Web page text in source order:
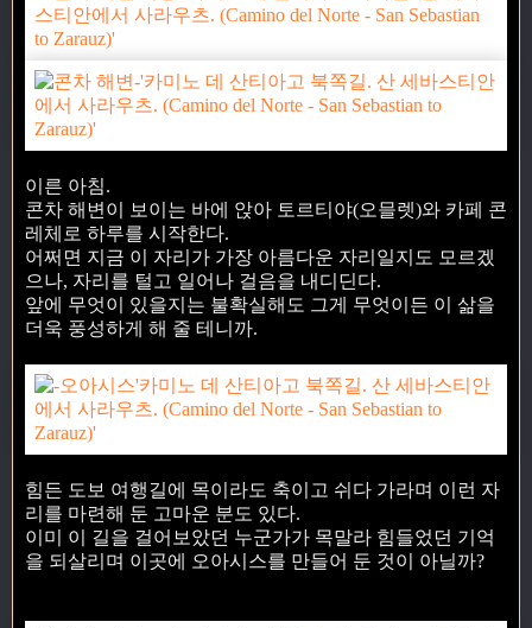
이른 아침.
콘차 해변이 보이는 바에 앉아 토르티야(오믈렛)와 카페 콘
레체로 하루를 시작한다.
어쩌면 지금 이 자리가 가장 아름다운 자리일지도 모르겠
으나, 자리를 털고 일어나 걸음을 내디딘다.
앞에 무엇이 있을지는 불확실해도 그게 무엇이든 이 삶을
더욱 풍성하게 해 줄 테니까.
힘든 도보 여행길에 목이라도 축이고 쉬다 가라며 이런 자
리를 마련해 둔 고마운 분도 있다.
이미 이 길을 걸어보았던 누군가가 목말라 힘들었던 기억
을 되살리며 이곳에 오아시스를 만들어 둔 것이 아닐까?